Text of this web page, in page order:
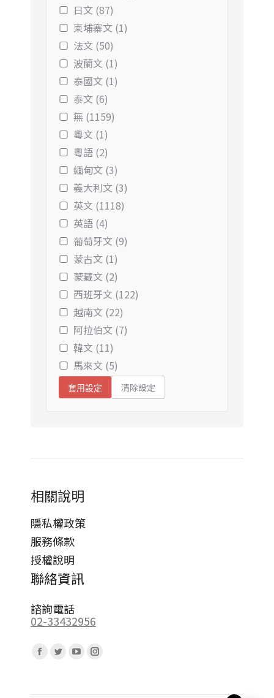
日文 (87)
柬埔寨文 (1)
法文 (50)
波蘭文 (1)
泰國文 (1)
泰文 (6)
無 (1159)
粵文 (1)
粵語 (2)
緬甸文 (3)
義大利文 (3)
英文 (1118)
英語 (4)
葡萄牙文 (9)
蒙古文 (1)
蒙藏文 (2)
西班牙文 (122)
越南文 (22)
阿拉伯文 (7)
韓文 (11)
馬來文 (5)
套用設定 清除設定
相關說明
隱私權政策
服務條款
授權說明
聯絡資訊
諮詢電話
02-33432956
Facebook
opens
Twitter
opens
YouTube
opens
Instagram
opens